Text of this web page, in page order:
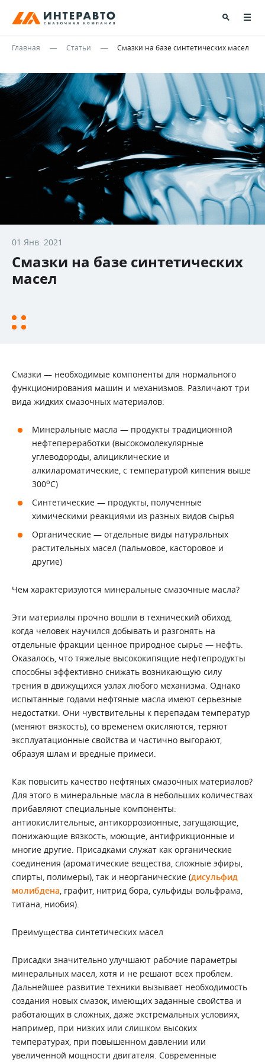
Главная Статьи Смазки на базе синтетических масел
01 Янв. 2021
Смазки на базе синтетических
масел
Смазки — необходимые компоненты для нормального
функционирования машин и механизмов. Различают три
вида жидких смазочных материалов:
Минеральные масла — продукты традиционной
нефтепереработки (высокомолекулярные
углеводороды, алициклические и
алкилароматические, с температурой кипения выше
300оС)
Синтетические — продукты, полученные
химическими реакциями из разных видов сырья
Органические — отдельные виды натуральных
растительных масел (пальмовое, касторовое и
другие)
Чем характеризуются минеральные смазочные масла?
Эти материалы прочно вошли в технический обиход,
когда человек научился добывать и разгонять на
отдельные фракции ценное природное сырье — нефть.
Оказалось, что тяжелые высококипящие нефтепродукты
способны эффективно снижать возникающую силу
трения в движущихся узлах любого механизма. Однако
испытанные годами нефтяные масла имеют серьезные
недостатки. Они чувствительны к перепадам температур
(меняют вязкость), со временем окисляются, теряют
эксплуатационные свойства и частично выгорают,
образуя шлам и вредные примеси.
Как повысить качество нефтяных смазочных материалов?
Для этого в минеральные масла в небольших количествах
прибавляют специальные компоненты:
антиокислительные, антикоррозионные, загущающие,
понижающие вязкость, моющие, антифрикционные и
многие другие. Присадками служат как органические
соединения (ароматические вещества, сложные эфиры,
спирты, полимеры), так и неорганические (дисульфид
молибдена, графит, нитрид бора, сульфиды вольфрама,
титана, ниобия).
Преимущества синтетических масел
Присадки значительно улучшают рабочие параметры
минеральных масел, хотя и не решают всех проблем.
Дальнейшее развитие техники вызывает необходимость
создания новых смазок, имеющих заданные свойства и
работающих в сложных, даже экстремальных условиях,
например, при низких или слишком высоких
температурах, при повышенном давлении или
увеличенной мощности двигателя. Современные